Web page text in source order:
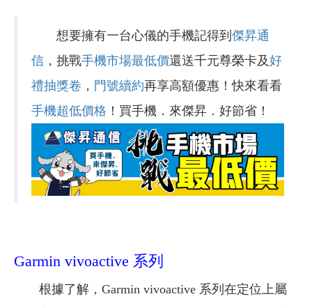
想要擁有一台心儀的手機記得到 傑昇通
信 ，挑戰手機市場最低價還送千元尊榮卡及好
禮抽獎卷 ， 門號續約再享高額優惠！快來看看
手機超低價格 ！買手機．來傑昇．好節省！
Garmin vivoactive 系列
根據了解，Garmin vivoactive 系列在定位上屬